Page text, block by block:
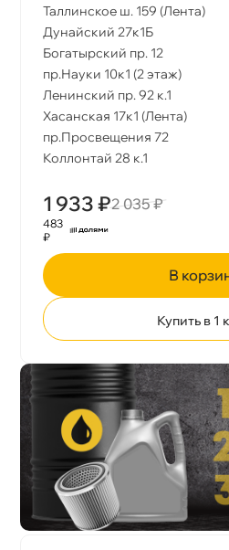
Таллинское ш. 159 (Лента)
Дунайский 27к1Б
Богатырский пр. 12
пр.Науки 10к1 (2 этаж)
Ленинский пр. 92 к.1
Хасанская 17к1 (Лента)
пр.Просвещения 72
Коллонтай 28 к.1
1 933 ₽2 035 ₽
483
₽
Купить в 1